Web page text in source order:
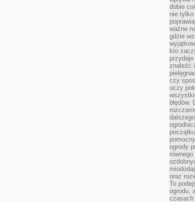
dobie
nie
ważne
gdzie
kto
znaleźć
czy
uczy
ogrody
oraz
To
ogrodu,
czasach